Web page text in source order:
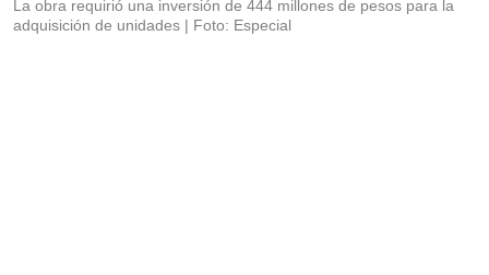
La obra requirió una inversión de 444 millones de pesos para la
adquisición de unidades
Foto: Especial